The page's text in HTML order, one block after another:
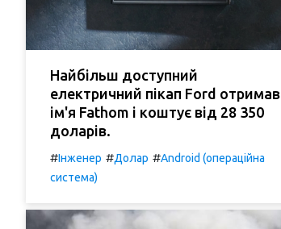
Найбільш доступний
електричний пікап Ford отримав
ім'я Fathom і коштує від 28 350
доларів.
#Інженер #Долар #Android (операційна
система)